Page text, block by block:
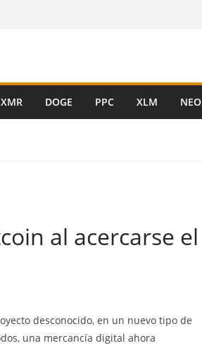
XMR DOGE PPC XLM NEO
al acercarse el
desconocido, en un nuevo tipo de
una mercancía digital ahora